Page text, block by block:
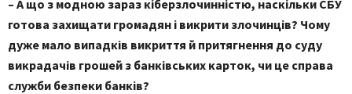
– А що з модною зараз кібер­злочинністю, наскільки СБУ
готова захищати громадян і викрити злочинців? Чому
дуже мало випадків викриття й притягнення до суду
викрадачів грошей з банківських карток, чи це справа
служби безпеки банків?